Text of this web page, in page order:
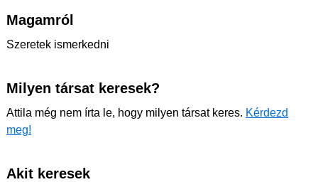
Magamról
Szeretek ismerkedni
Milyen társat keresek?
Attila még nem írta le, hogy milyen társat keres. Kérdezd
meg!
Akit keresek